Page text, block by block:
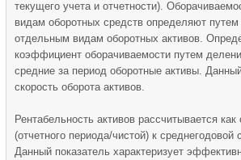
текущего учета и отчетности).
видам оборотных средств определяют
отдельным видам оборотных активов.
коэффициент оборачиваемости путем
средние за период оборотные активы.
скорость оборота активов.
Рентабельность активов рассчитывается
(отчетного периода/чистой) к среднегодовой
Данный показатель характеризует